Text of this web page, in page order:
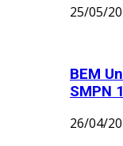
25/05/
BEM
SMPN
26/04/